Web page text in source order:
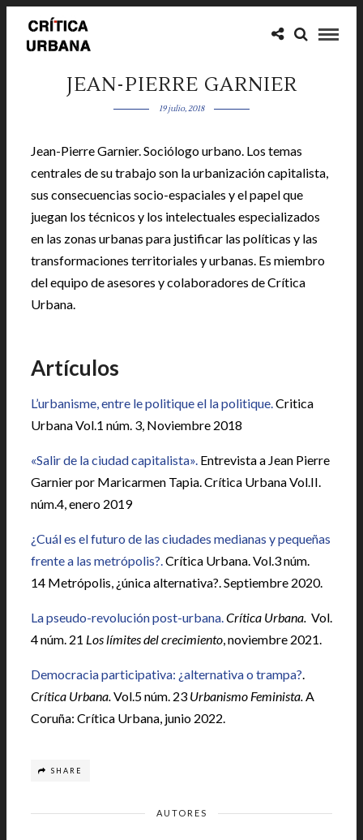
JEAN-PIERRE GARNIER
19 julio, 2018
Jean-Pierre Garnier. Sociólogo urbano. Los temas
centrales de su trabajo son la urbanización capitalista,
sus consecuencias socio-espaciales y el papel que
juegan los técnicos y los intelectuales especializados
en las zonas urbanas para justificar las políticas y las
transformaciones territoriales y urbanas. Es miembro
del equipo de asesores y colaboradores de Crítica
Urbana.
Artículos
L’urbanisme, entre le politique el la politique.Critica
Urbana Vol.1 núm. 3, Noviembre 2018
«Salir de la ciudad capitalista». Entrevista a Jean Pierre
Garnier por Maricarmen Tapia. Crítica Urbana Vol.II.
núm.4, enero 2019
¿Cuál es el futuro de las ciudades medianas y pequeñas
frente a las metrópolis?.Crítica Urbana. Vol.3 núm.
14 Metrópolis, ¿única alternativa?. Septiembre 2020.
La pseudo-revolución post-urbana.Crítica Urbana. Vol.
4 núm. 21 Los límites del crecimiento, noviembre 2021.
Democracia participativa: ¿alternativa o trampa?.
Crítica Urbana.Vol.5 núm. 23 Urbanismo Feminista.A
Coruña: Crítica Urbana, junio 2022.
SHARE
AUTORES